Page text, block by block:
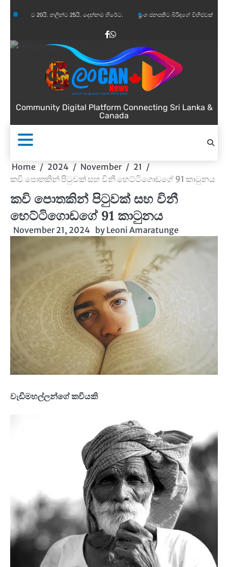
to
20යි. නලින්ට 25යි. දෙන්නම හිරේට. ප්‍රංශ ජනපතිට බිරිඳගේ විහිළුවක්. විහිළුවදුරදිග යයි.
Facebook
WhatsApp
Community Digital Platform Connecting Sri Lanka &
Canada
Home 2024 November
21
කවි පොතකින් පිටුවක් සහ විනී හෙට්ටිගොඩගේ 91 කාටුනය
කවි පොතකින් පිටුවක් සහ විනී
හෙට්ටිගොඩගේ 91 කාටුනය
November 21, 2024 by Leoni Amaratunge
වැඩිමහල්ලන්ගේ කවියකි